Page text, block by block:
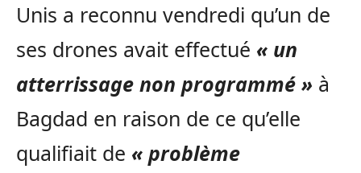
Unis a reconnu vendredi qu’un de
ses drones avait effectué « un
atterrissage non programmé » à
Bagdad en raison de ce qu’elle
qualifiait de « problème